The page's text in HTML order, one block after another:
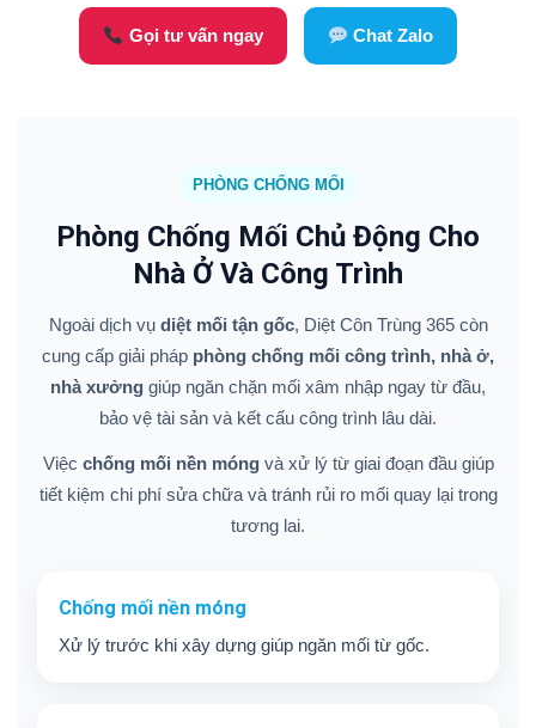
Gọi tư vấn ngay Chat Zalo
PHÒNG CHỐNG MỐI
Phòng Chống Mối Chủ Động Cho
Nhà Ở Và Công Trình
Ngoài dịch vụ diệt mối tận gốc, Diệt Côn Trùng 365 còn
cung cấp giải pháp phòng chống mối công trình, nhà ở,
nhà xưởng giúp ngăn chặn mối xâm nhập ngay từ đầu,
bảo vệ tài sản và kết cấu công trình lâu dài.
Việc chống mối nền móngvà xử lý từ giai đoạn đầu giúp
tiết kiệm chi phí sửa chữa và tránh rủi ro mối quay lại trong
tương lai.
Chống mối nền móng
Xử lý trước khi xây dựng giúp ngăn mối từ gốc.